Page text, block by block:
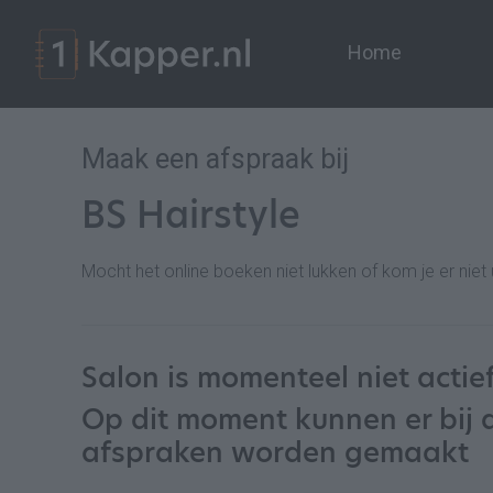
Home
Maak een afspraak bij
BS Hairstyle
Mocht het online boeken niet lukken of kom je er
Salon is momenteel niet
Op dit moment kunnen er bij
afspraken worden gemaakt